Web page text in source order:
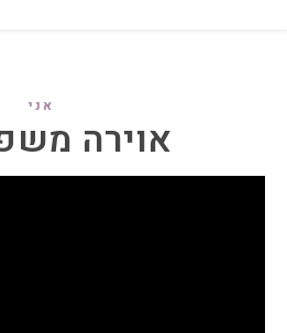
אני
אוירה